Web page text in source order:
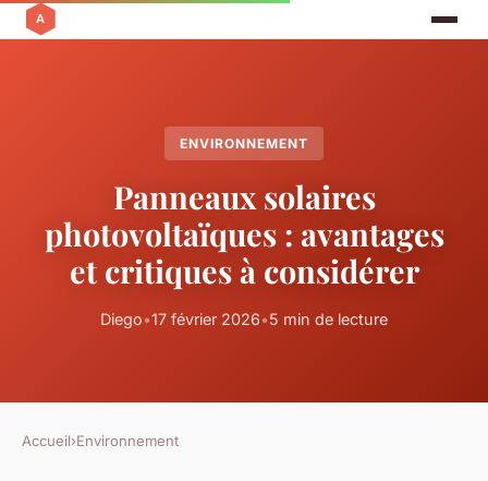
ENVIRONNEMENT
Panneaux solaires
photovoltaïques : avantages
et critiques à considérer
Diego•17 février 2026•5 min de lecture
Accueil›Environnement